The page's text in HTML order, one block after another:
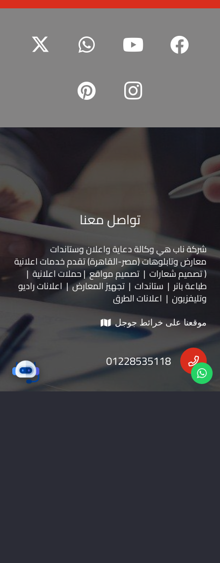
تواصل معنا
شركة ناب هي وكالة دعاية واعلان وستاندات
معارضوتابلوهات(مصر-القاهرة) تقدم خدمات اعلانية
( تصميم شعارات | تصميم مواقع | حملات اعلانية |
طباعة بانر | ستاندات | تجهيز المعارض | اعلانات راديو
وتليفزيون | اعلانات الطرق
موقعنا على خرائط جوجل
01228535118